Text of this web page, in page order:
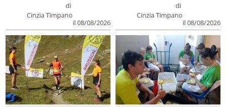
di
Cinzia Timpano
il 08/08/2026
di
Cinzia Timpano
il 08/08/2026